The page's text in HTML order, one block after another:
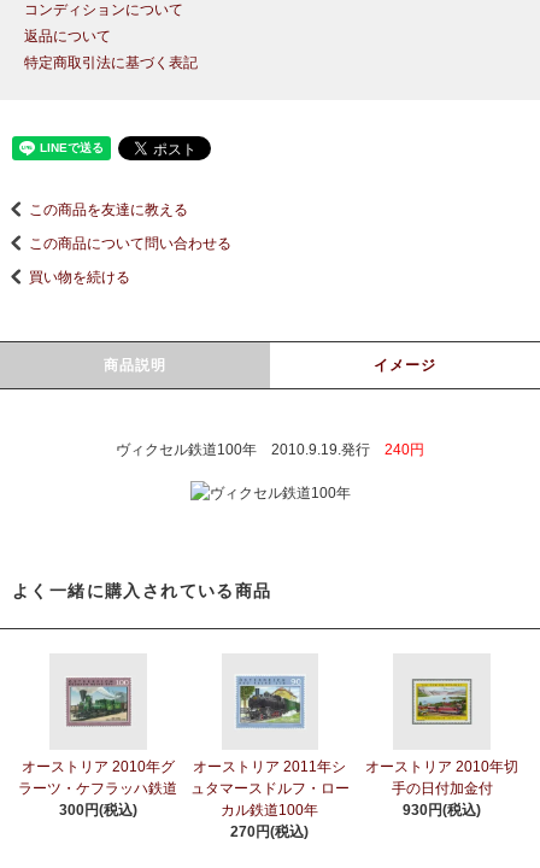
コンディションについて
返品について
特定商取引法に基づく表記
この商品を友達に教える
この商品について問い合わせる
買い物を続ける
商品説明 イメージ
ヴィクセル鉄道100年 2010.9.19.発行 240円
よく一緒に購入されている商品
オーストリア 2010年グ
ラーツ・ケフラッハ鉄道
300円(税込)
オーストリア 2011年シ
ュタマースドルフ・ロー
カル鉄道100年
270円(税込)
オーストリア 2010年切
手の日付加金付
930円(税込)